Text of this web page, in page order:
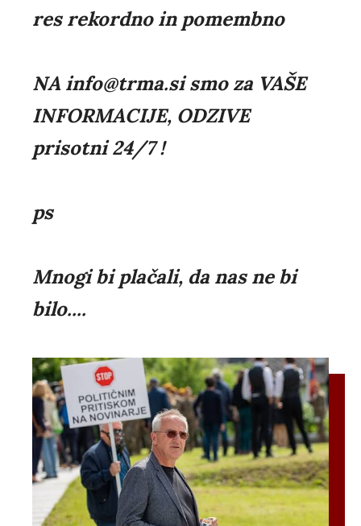
res rekordno in pomembno
NA info@trma.si smo za VAŠE
INFORMACIJE, ODZIVE
prisotni 24/7 !
ps
Mnogi bi plačali, da nas ne bi
bilo....